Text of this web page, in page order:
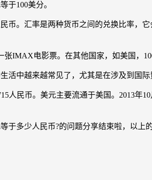
于100美分。
币。汇率是两种货币之间的兑换比率，
IMAX电影票。在其他国家，如美国，
活中越来越常见了，尤其是在涉及到国
人民币。美元主要流通于美国。2013
于多少人民币?的问题分享结束啦，以上